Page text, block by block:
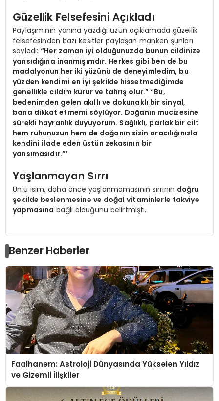
Güzellik Felsefesini Açıkladı
Paylaşımının yanına yazdığı uzun açıklamada güzellik
felsefesinden bazı kesitler paylaşan manken şunları
söyledi:“Her zaman iyi olduğunuzda bunun cildinize
yansıdığına inanmışımdır. Herkes gibi ben de bu
madalyonun her iki yüzünü de deneyimledim, bu
yüzden kendimi en iyi şekilde hissetmediğimde
genellikle cildim kurur ve tahriş olur.” “Bu,
bedenimden gelen akıllı ve dokunaklı bir sinyal,
bana dikkat etmemi söylüyor. Doğanın mucizesine
sürekli hayranlık duyuyorum. Sağlıklı, parlak bir cilt
hem ruhunuzun hem de doğanın sizin aracılığınızla
kendini ifade eden üstün zekasının bir
yansımasıdır.”‘
Yaşlanmayan Sırrı
Ünlü isim, daha önce yaşlanmamasının sırrının doğru
şekilde beslenmesine ve doğal vitaminlerle takviye
yapmasına bağlı olduğunu belirtmişti.
Benzer Haberler
Faalhanem: Astroloji Dünyasında Yükselen Yıldız
ve Gizemli İlişkiler